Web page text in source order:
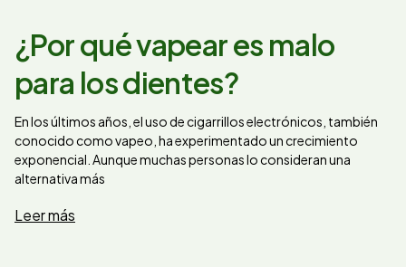
¿Por qué vapear es malo
para los dientes?
En los últimos años, el uso de cigarrillos electrónicos, también
conocido como vapeo, ha experimentado un crecimiento
exponencial. Aunque muchas personas lo consideran una
alternativa más
Leer más